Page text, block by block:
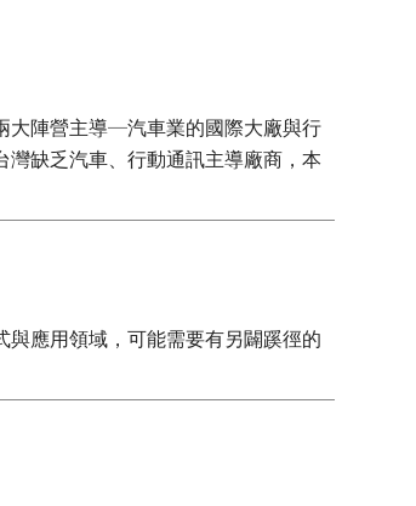
大陣營主導─汽車業的國際大廠與行
缺乏汽車、行動通訊主導廠商，本
應用領域，可能需要有另闢蹊徑的